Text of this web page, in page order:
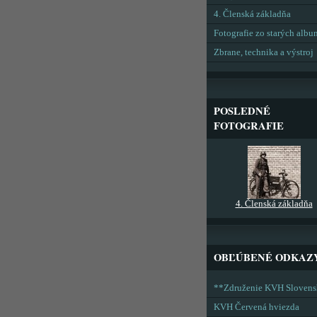
4. Členská základňa
Fotografie zo starých
Zbrane, technika a výstroj
POSLEDNÉ
FOTOGRAFIE
4. Členská základňa
OBĽÚBENÉ
**Združenie KVH
KVH Červená hviezda